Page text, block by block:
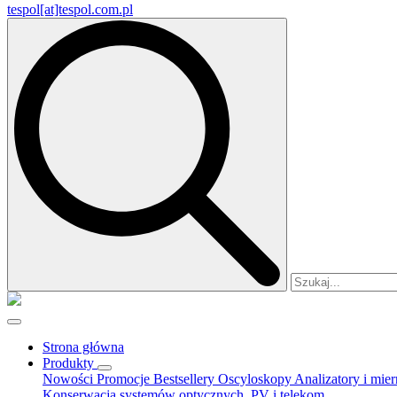
tespol[at]tespol.com.pl
Strona główna
Produkty
Nowości Promocje Bestsellery Oscyloskopy Analizatory i